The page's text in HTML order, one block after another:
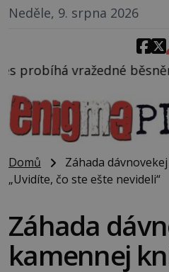
Neděle, 9. srpna 2026
satanistického
Domů
Záhada
„Uvidíte, čo ste ešte nevideli“
Záhada
kamennej